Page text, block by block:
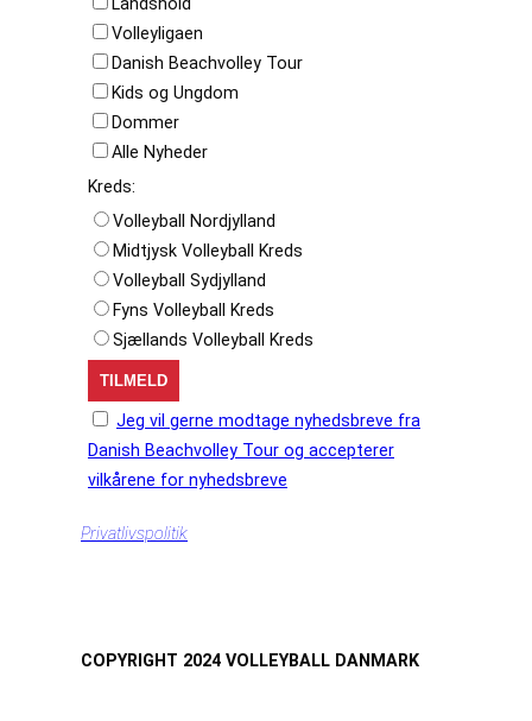
Volleyligaen
Danish Beachvolley Tour
Kids og Ungdom
Dommer
Alle Nyheder
Kreds:
Volleyball Nordjylland
Midtjysk Volleyball Kreds
Volleyball Sydjylland
Fyns Volleyball Kreds
Sjællands Volleyball Kreds
Jeg vil gerne modtage nyhedsbreve fra
Danish Beachvolley Tour og accepterer
vilkårene for nyhedsbreve
Privatlivspolitik
COPYRIGHT 2024 VOLLEYBALL DANMARK